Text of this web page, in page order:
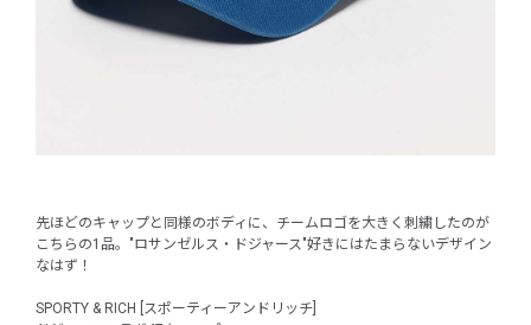
先ほどのキャップと同様のボディに、チームロゴを大きく刺繍したのが
こちらの1品。"ロサンゼルス・ドジャース"好きにはたまらないデザイン
なはず！
SPORTY & RICH [スポーティーアンドリッチ]